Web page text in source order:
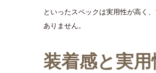
といったスペックは実用性が高く
ありません。
装着感と実